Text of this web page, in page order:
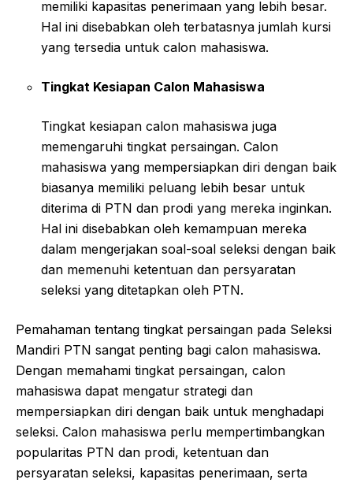
memiliki kapasitas penerimaan yang lebih besar.
Hal ini disebabkan oleh terbatasnya jumlah kursi
yang tersedia untuk calon mahasiswa.
Tingkat Kesiapan Calon Mahasiswa
Tingkat kesiapan calon mahasiswa juga
memengaruhi tingkat persaingan. Calon
mahasiswa yang mempersiapkan diri dengan baik
biasanya memiliki peluang lebih besar untuk
diterima di PTN dan prodi yang mereka inginkan.
Hal ini disebabkan oleh kemampuan mereka
dalam mengerjakan soal-soal seleksi dengan baik
dan memenuhi ketentuan dan persyaratan
seleksi yang ditetapkan oleh PTN.
Pemahaman tentang tingkat persaingan pada Seleksi
Mandiri PTN sangat penting bagi calon mahasiswa.
Dengan memahami tingkat persaingan, calon
mahasiswa dapat mengatur strategi dan
mempersiapkan diri dengan baik untuk menghadapi
seleksi. Calon mahasiswa perlu mempertimbangkan
popularitas PTN dan prodi, ketentuan dan
persyaratan seleksi, kapasitas penerimaan, serta